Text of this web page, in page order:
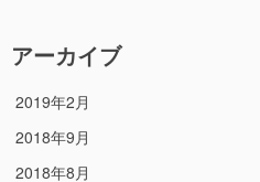
アーカイブ
2019年2月
2018年9月
2018年8月